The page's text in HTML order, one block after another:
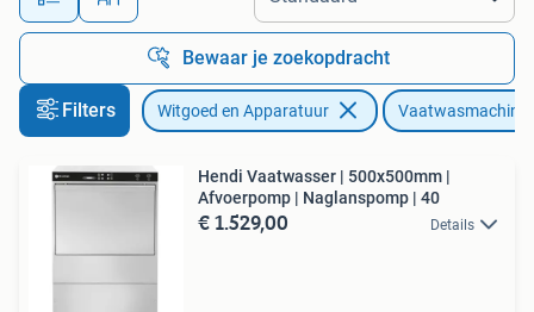
Bewaar je zoekopdracht
Filters Witgoed en Apparatuur
Hendi Vaatwasser | 500x500mm |
Afvoerpomp | Naglanspomp | 40
€ 1.529,00 Details